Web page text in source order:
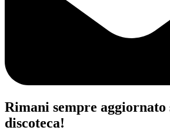
Rimani sempre
discoteca!